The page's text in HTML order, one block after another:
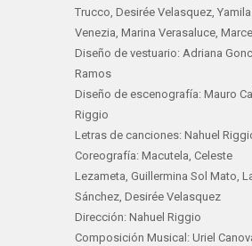
Trucco, Desirée Velasquez, Yamila
Venezia, Marina Verasaluce,
Diseño de vestuario: Adriana
Ramos
Diseño de escenografía: Mauro
Riggio
Letras de canciones: Nahuel
Coreografía: Macutela, Celeste
Lezameta, Guillermina Sol Mato,
Sánchez, Desirée Velasquez
Dirección: Nahuel Riggio
Composición Musical: Uriel